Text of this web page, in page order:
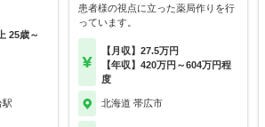
25歳～
駅
患者様の視点に立った薬局作りを行
っています。
【月収】27.5万円
【年収】420万円～604万円程
度
北海道 帯広市